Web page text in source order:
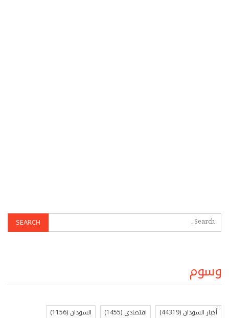
وسوم
أخبار السودان (44319) اقتصادي (1455) السودان (1156)